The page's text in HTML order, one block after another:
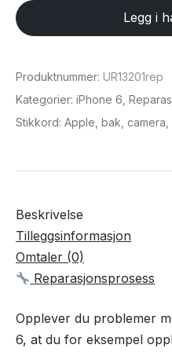
på
iPhone
antall
Legg i
Produktnummer: UR13201rep
Kategorier: iPhone 6
Stikkord: Apple bak camera
Beskrivelse
Tilleggsinformasjon
Omtaler (0)
Reparasjonsprosess
Opplever du problemer
6, at du for eksempel